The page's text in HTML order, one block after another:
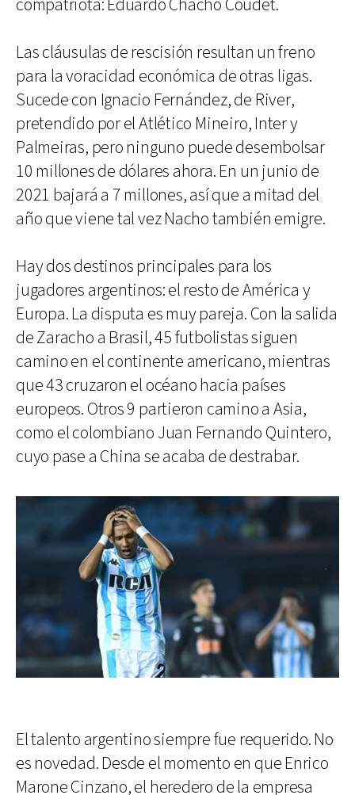
compatriota: Eduardo Chacho Coudet.
Las cláusulas de rescisión resultan un freno
para la voracidad económica de otras ligas.
Sucede con Ignacio Fernández, de River,
pretendido por el Atlético Mineiro, Inter y
Palmeiras, pero ninguno puede desembolsar
10 millones de dólares ahora. En un junio de
2021 bajará a 7 millones, así que a mitad del
año que viene tal vez Nacho también emigre.
Hay dos destinos principales para los
jugadores argentinos: el resto de América y
Europa. La disputa es muy pareja. Con la salida
de Zaracho a Brasil, 45 futbolistas siguen
camino en el continente americano, mientras
que 43 cruzaron el océano hacia países
europeos. Otros 9 partieron camino a Asia,
como el colombiano Juan Fernando Quintero,
cuyo pase a China se acaba de destrabar.
El talento argentino siempre fue requerido. No
es novedad. Desde el momento en que Enrico
Marone Cinzano, el heredero de la empresa